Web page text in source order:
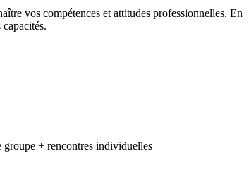
vos compétences et attitudes professionnelles. En
groupe + rencontres individuelles